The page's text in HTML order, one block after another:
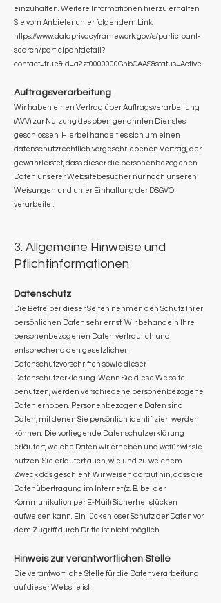
einzuhalten. Weitere Informationen hierzu erhalten
Sie vom Anbieter unter folgendem Link:
https://www.dataprivacyframework.gov/s/participant-
search/participantdetail?
contact=true&id=a2zt0000000GnbGAAS&status=Active
Auftragsverarbeitung
Wir haben einen Vertrag über Auftragsverarbeitung
(AVV) zur Nutzung des oben genannten Dienstes
geschlossen. Hierbei handelt es sich um einen
datenschutzrechtlich vorgeschriebenen Vertrag, der
gewährleistet, dass dieser die personenbezogenen
Daten unserer Websitebesucher nur nach unseren
Weisungen und unter Einhaltung der DSGVO
verarbeitet.
3. Allgemeine Hinweise und
Pflichtinformationen
Datenschutz
Die Betreiber dieser Seiten nehmen den Schutz Ihrer
persönlichen Daten sehr ernst. Wir behandeln Ihre
personenbezogenen Daten vertraulich und
entsprechend den gesetzlichen
Datenschutzvorschriften sowie dieser
Datenschutzerklärung. Wenn Sie diese Website
benutzen, werden verschiedene personenbezogene
Daten erhoben. Personenbezogene Daten sind
Daten, mit denen Sie persönlich identifiziert werden
können. Die vorliegende Datenschutzerklärung
erläutert, welche Daten wir erheben und wofür wir sie
nutzen. Sie erläutert auch, wie und zu welchem
Zweck das geschieht. Wir weisen darauf hin, dass die
Datenübertragung im Internet (z. B. bei der
Kommunikation per E-Mail) Sicherheitslücken
aufweisen kann. Ein lückenloser Schutz der Daten vor
dem Zugriff durch Dritte ist nicht möglich.
Hinweis zur verantwortlichen Stelle
Die verantwortliche Stelle für die Datenverarbeitung
auf dieser Website ist: